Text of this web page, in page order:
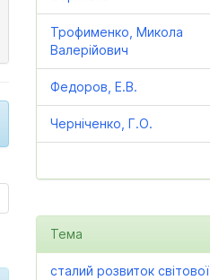
Трофименко, Микола
Валерійович
Федоров, Е.В.
Черніченко, Г.О.
Тема
сталий розвиток світової